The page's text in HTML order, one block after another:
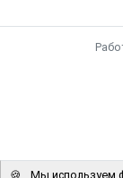
🍪 Мы используем